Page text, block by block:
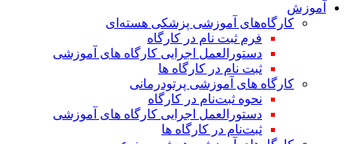
آموزش
کارگاه‌های آموزشی پزشکی هسته‌ای
فرم ثبت نام در کارگاه
دستورالعمل اجرایی کارگاه های آموزشی
ثبت نام در کارگاه ها
کارگاه های آموزشی پرتودرمانی
نحوه ثبت‌نام در کارگاه
دستورالعمل اجرایی کارگاه های آموزشی
ثبت‌نام در کارگاه ها